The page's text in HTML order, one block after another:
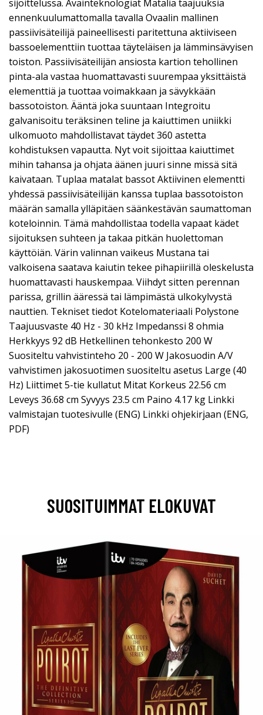
sijoittelussa. Avainteknologiat Matalia taajuuksia
ennenkuulumattomalla tavalla Ovaalin mallinen
passiivisäteilijä paineellisesti paritettuna aktiiviseen
bassoelementtiin tuottaa täyteläisen ja lämminsävyisen
toiston. Passiivisäteilijän ansiosta kartion tehollinen
pinta-ala vastaa huomattavasti suurempaa yksittäistä
elementtiä ja tuottaa voimakkaan ja sävykkään
bassotoiston. Ääntä joka suuntaan Integroitu
galvanisoitu teräksinen teline ja kaiuttimen uniikki
ulkomuoto mahdollistavat täydet 360 astetta
kohdistuksen vapautta. Nyt voit sijoittaa kaiuttimet
mihin tahansa ja ohjata äänen juuri sinne missä sitä
kaivataan. Tuplaa matalat bassot Aktiivinen elementti
yhdessä passiivisäteilijän kanssa tuplaa bassotoiston
määrän samalla ylläpitäen säänkestävän saumattoman
koteloinnin. Tämä mahdollistaa todella vapaat kädet
sijoituksen suhteen ja takaa pitkän huolettoman
käyttöiän. Värin valinnan vaikeus Mustana tai
valkoisena saatava kaiutin tekee pihapiirillä oleskelusta
huomattavasti hauskempaa. Viihdyt sitten perennan
parissa, grillin ääressä tai lämpimästä ulkokylvystä
nauttien. Tekniset tiedot Kotelomateriaali Polystone
Taajuusvaste 40 Hz - 30 kHz Impedanssi 8 ohmia
Herkkyys 92 dB Hetkellinen tehonkesto 200 W
Suositeltu vahvistinteho 20 - 200 W Jakosuodin A/V
vahvistimen jakosuotimen suositeltu asetus Large (40
Hz) Liittimet 5-tie kullatut Mitat Korkeus 22.56 cm
Leveys 36.68 cm Syvyys 23.5 cm Paino 4.17 kg Linkki
valmistajan tuotesivulle (ENG) Linkki ohjekirjaan (ENG,
PDF)
SUOSITUIMMAT ELOKUVAT